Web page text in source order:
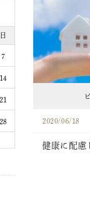
2020/06/18
健康に配慮
日
7
14
21
28